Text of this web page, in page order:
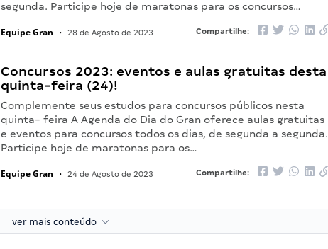
segunda. Participe hoje de maratonas para os concursos…
Equipe Gran • 28 de Agosto de 2023 Compartilhe:
Concursos 2023: eventos e aulas gratuitas desta
quinta-feira (24)!
Complemente seus estudos para concursos públicos nesta
quinta- feira A Agenda do Dia do Gran oferece aulas gratuitas
e eventos para concursos todos os dias, de segunda a segunda.
Participe hoje de maratonas para os…
Equipe Gran • 24 de Agosto de 2023 Compartilhe:
ver mais conteúdo